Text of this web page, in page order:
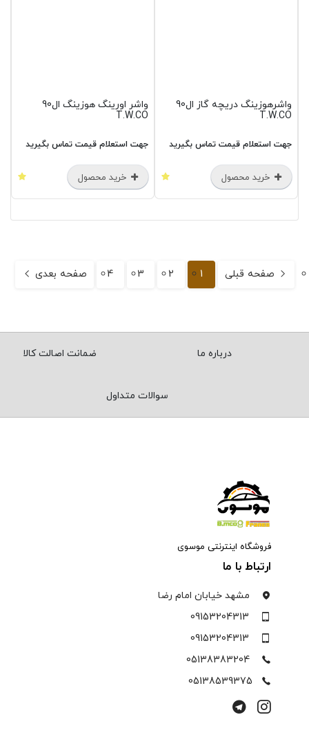
واشرهوزینگ دریچه گاز ال90
T.W.CO
جهت استعلام قیمت تماس بگیرید
خرید محصول
واشر اورینگ هوزینگ ال90
T.W.CO
جهت استعلام قیمت تماس بگیرید
خرید محصول
صفحه قبلی 1
2
3
4 صفحه بعدی
درباره ما ضمانت اصالت کالا
سوالات متداول
فروشگاه اینترنتی موسوی
ارتباط با ما
مشهد خیابان امام رضا
09153204313
09153204313
05138383204
05138539375